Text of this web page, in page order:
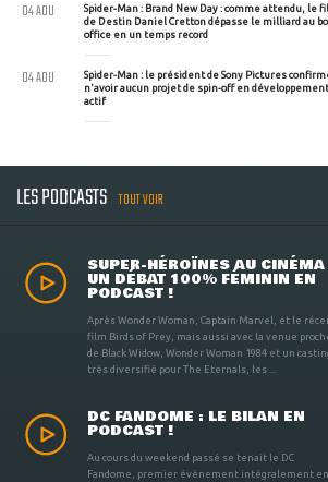
Spider-Man : Brand New Day : comme attendu, le
de Destin Daniel Cretton dépasse le milliard au
office en un temps record
04 AOU
Spider-Man : le président de Sony Pictures
n'avoir aucun projet de spin-off en développement
actif
04 AOU
LES PODCASTS TOUT VOIR
SUPER-HÉROÏNES AU CINÉMA
UN DÉBAT 100% FÉMININ EN
PODCAST !
Après Wonder Woman, Captain Marvel, et le
film Birds of Prey, mais aussi avec la venue
de Black Widow, Wonder Woman 1984 et un
très diversifié pour The Eternals, les ...
DC FANDOME : LE BILAN EN
PODCAST !
Au cours du weekend passé se tenait le DC
Fandome, premier évènement intégralement en